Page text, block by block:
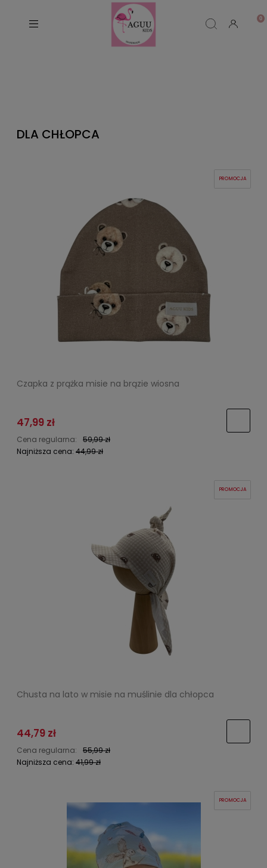
DLA CHŁOPCA
Czapka z prążka misie na brązie wiosna
47,99 zł
Cena regularna:
59,99 zł
Najniższa cena: 44,99 zł
PROMOCJA
Chusta na lato w misie na muślinie dla chłopca
44,79 zł
Cena regularna:
55,99 zł
Najniższa cena: 41,99 zł
PROMOCJA
PROMOCJA